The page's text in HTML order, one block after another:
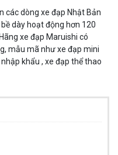
các dòng xe đạp Nhật Bản
dày hoạt động hơn 120
xe đạp Maruishi có
mẫu mã như xe đạp mini
khẩu , xe đạp thể thao